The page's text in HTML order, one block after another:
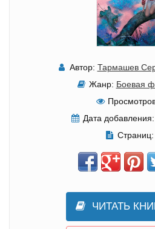
Автор: Тармашев
Жанр: Боевая
Дата добавления:
Страниц:
ЧИТАТЬ